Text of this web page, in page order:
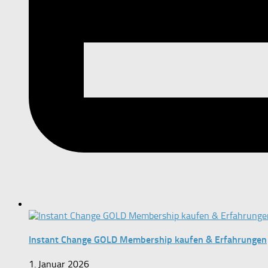
Instant Change GOLD Membership kaufen & Erfahrungen
1. Januar 2026